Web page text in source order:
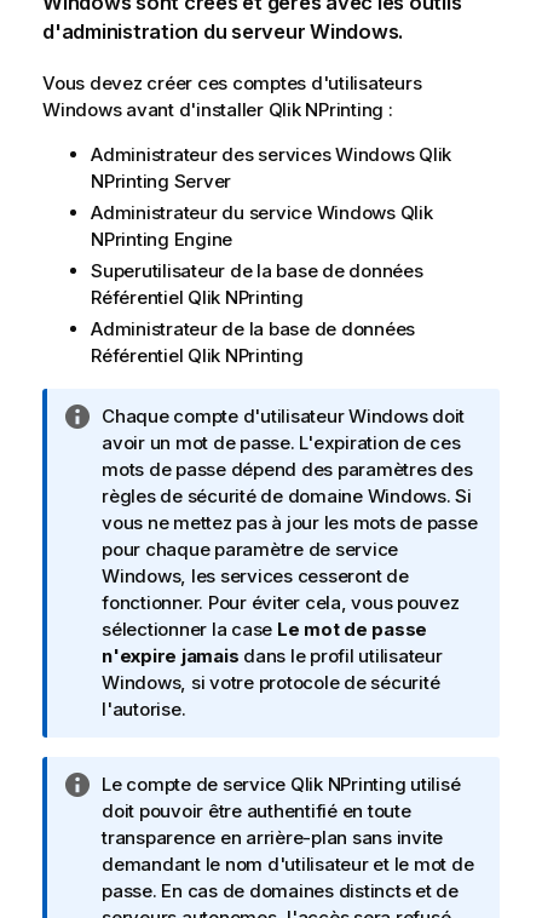
d'administration du serveur Windows.
Vous devez créer ces comptes d'utilisateurs
Windowsavant d'installer Qlik NPrinting :
Administrateur des servicesWindows Qlik
NPrinting Server
Administrateur du service Windows Qlik
NPrinting Engine
Superutilisateur de la base de données
Référentiel Qlik NPrinting
Administrateur de la base de données
Référentiel Qlik NPrinting
N
o
t
e
I
n
f
o
r
m
a
t
n
s
Chaque compte d'utilisateurWindowsdoit
avoir un mot de passe. L'expiration de ces
mots de passe dépend des paramètres des
règles de sécurité de domaine Windows. Si
vous ne mettez pas à jour les mots de passe
pour chaque paramètre de service
Windows, les services cesseront de
fonctionner. Pour éviter cela, vous pouvez
sélectionner la case Le mot de passe
n'expire jamais dans le profil utilisateur
Windows, si votre protocole de sécurité
l'autorise.
N
o
t
e
I
Le compte de service Qlik NPrinting utilisé
doit pouvoir être authentifié en toute
transparence en arrière-plan sans invite
demandant le nom d'utilisateur et le mot de
passe. En cas de domaines distincts et de